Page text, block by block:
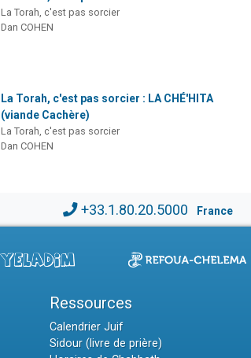
La Torah, c'est pas sorcier
Dan COHEN
La Torah, c'est pas sorcier : LA CHÉ'HITA
(viande Cachère)
La Torah, c'est pas sorcier
Dan COHEN
+33.1.80.20.5000 France
Ressources
Calendrier Juif
Sidour (livre de prière)